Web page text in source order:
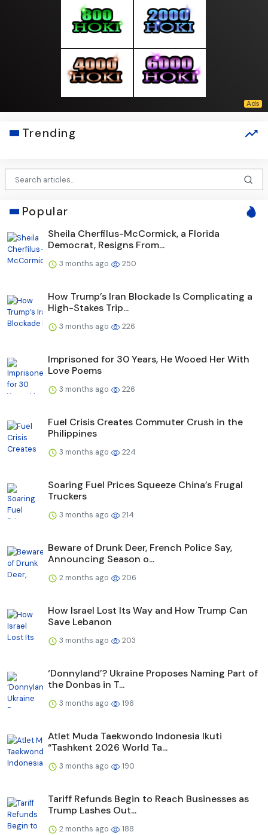
Trending
Popular
Sheila Cherfilus-McCormick, a Florida
Democrat, Resigns From...
3 months ago 250
How Trump’s Iran Blockade Is Complicating a
High-Stakes Trip...
3 months ago 226
Imprisoned for 30 Years, He Wooed Her With
Love Poems
3 months ago 226
Fuel Crisis Creates Commuter Crush in the
Philippines
3 months ago 224
Soaring Fuel Prices Squeeze China’s Frugal
Truckers
3 months ago 214
Beware of Drunk Deer, French Police Say,
Announcing Season o...
2 months ago 206
How Israel Lost Its Way and How Trump Can
Save Lebanon
3 months ago 203
‘Donnyland’? Ukraine Proposes Naming Part of
the Donbas in T...
3 months ago 196
Atlet Muda Taekwondo Indonesia Ikuti
“Tashkent 2026 World Ta...
3 months ago 190
Tariff Refunds Begin to Reach Businesses as
Trump Lashes Out...
2 months ago 188